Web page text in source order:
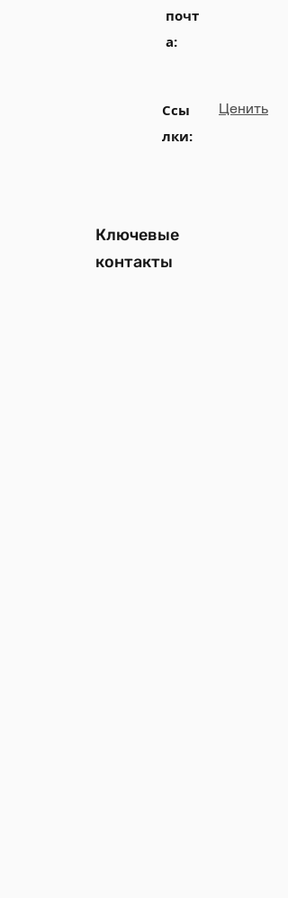
почт
а:
Ссы
лки:
Ценить
Ключевые
контакты